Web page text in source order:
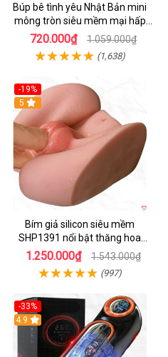
Búp bê tình yêu Nhật Bản mini
mông tròn siêu mềm mại hấp
dẫn
720.000₫ 1.059.000₫
(1,638)
-19%
Hot
5
Bím giả silicon siêu mềm
SHP1391 nổi bật thăng hoa
hoàn hảo
1.250.000₫ 1.543.000₫
(997)
-33%
Hot
4.9